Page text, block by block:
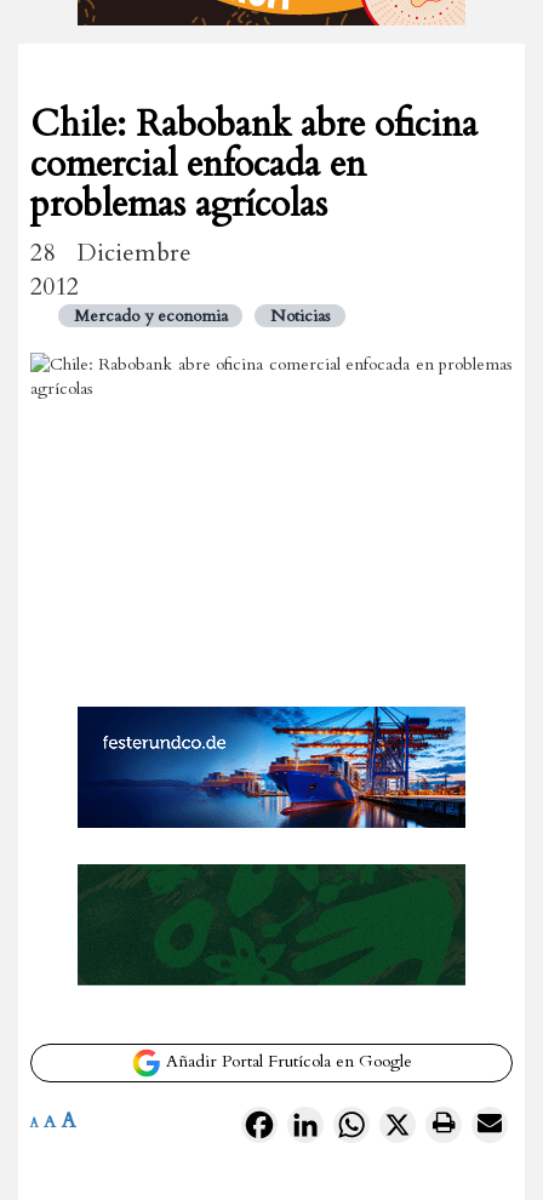
Chile: Rabobank abre oficina
comercial enfocada en
problemas agrícolas
28 Diciembre
2012
Mercado y economia Noticias
Añadir Portal Frutícola en Google
FacebookLinkedInWhatsApp
X
A A A